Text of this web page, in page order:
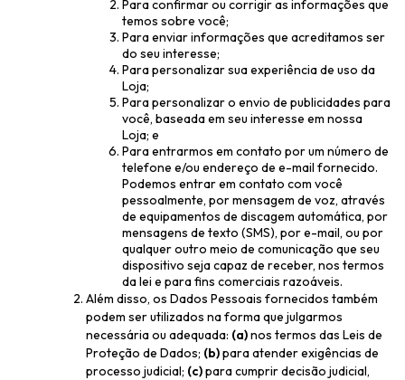
Para confirmar ou corrigir as informações que
temos sobre você;
Para enviar informações que acreditamos ser
do seu interesse;
Para personalizar sua experiência de uso da
Loja;
Para personalizar o envio de publicidades para
você, baseada em seu interesse em nossa
Loja; e
Para entrarmos em contato por um número de
telefone e/ou endereço de e-mail fornecido.
Podemos entrar em contato com você
pessoalmente, por mensagem de voz, através
de equipamentos de discagem automática, por
mensagens de texto (SMS), por e-mail, ou por
qualquer outro meio de comunicação que seu
dispositivo seja capaz de receber, nos termos
da lei e para fins comerciais razoáveis.
Além disso, os Dados Pessoais fornecidos também
podem ser utilizados na forma que julgarmos
necessária ou adequada: (a)nos termos das Leis de
Proteção de Dados; (b)para atender exigências de
processo judicial; (c)para cumprir decisão judicial,